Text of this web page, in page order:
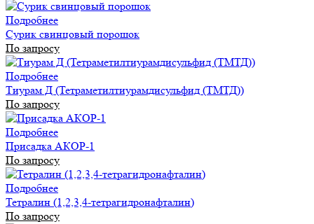
Подробнее
Сурик свинцовый порошок
По запросу
Подробнее
Тиурам Д (Тетраметилтиурамдисульфид (ТМТД))
По запросу
Подробнее
Присадка АКОР-1
По запросу
Подробнее
Тетралин (1,2,3,4-тетрагидронафталин)
По запросу